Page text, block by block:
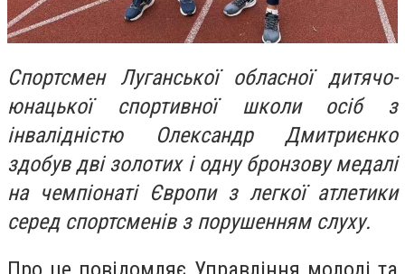
Спортсмен Луганської обласної дитячо-
юнацької спортивної школи осіб з
інвалідністю Олександр Дмитриєнко
здобув дві золотих і одну бронзову медалі
на чемпіонаті Європи з легкої атлетики
серед спортсменів з порушенням слуху.